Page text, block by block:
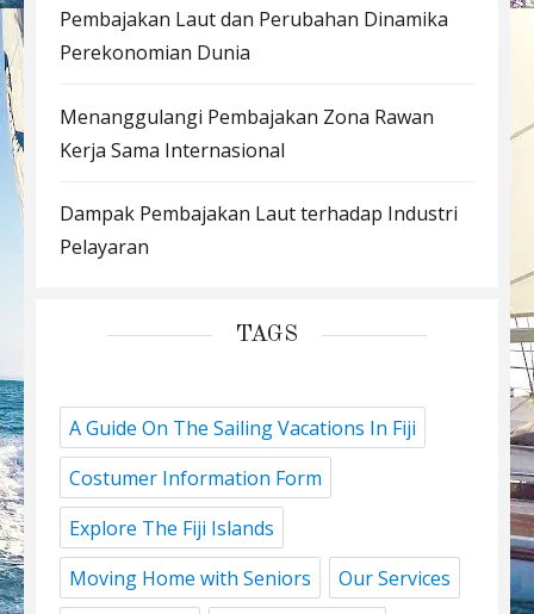
Pembajakan Laut dan Perubahan Dinamika
Perekonomian Dunia
Menanggulangi Pembajakan Zona Rawan
Kerja Sama Internasional
Dampak Pembajakan Laut terhadap Industri
Pelayaran
TAGS
A Guide On The Sailing Vacations In Fiji
Costumer Information Form
Explore The Fiji Islands
Moving Home with Seniors
Our Services